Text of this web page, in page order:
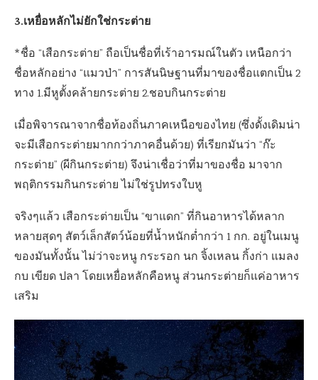
3.เหยื่อหลักไม่ยักใช่กระต่าย
*ชื่อ “เสือกระต่าย” ถือเป็นชื่อที่เร้าอารมณ์ในตัว เหนือกว่า
ชื่อหลักอย่าง “แมวป่า” การสันนิษฐานที่มาของชื่อแตกเป็น 2
ทาง 1.มีหูตั้งคล้ายกระต่าย 2.ชอบกินกระต่าย
เมื่อพิจารณาจากชื่อท้องถิ่นภาคเหนือของไทย (ซึ่งดั้งเดิมน่า
จะมีเสือกระต่ายมากกว่าภาคอื่นด้วย) ที่เรียกมันว่า “ก๊ะ
กระต่าย” (ผีกินกระต่าย) จึงน่าเชื่อว่าที่มาของชื่อ มาจาก
พฤติกรรมกินกระต่าย ไม่ใช่รูปทรงใบหู
จริงๆแล้ว เสือกระต่ายเป็น “ขาแดก” ที่กินอาหารได้หลาก
หลายสุดๆ สัตว์เล็กสัตว์น้อยที่น้ำหนักต่ำกว่า 1 กก. อยู่ในเมนู
ของมันทั้งนั้น ไม่ว่าจะหนู กระรอก นก จิ้งเหลน กิ้งก่า แมลง
กบ เขียด ปลา โดยเหยื่อหลักคือหนู ส่วนกระต่ายก็แค่อาหาร
เสริม